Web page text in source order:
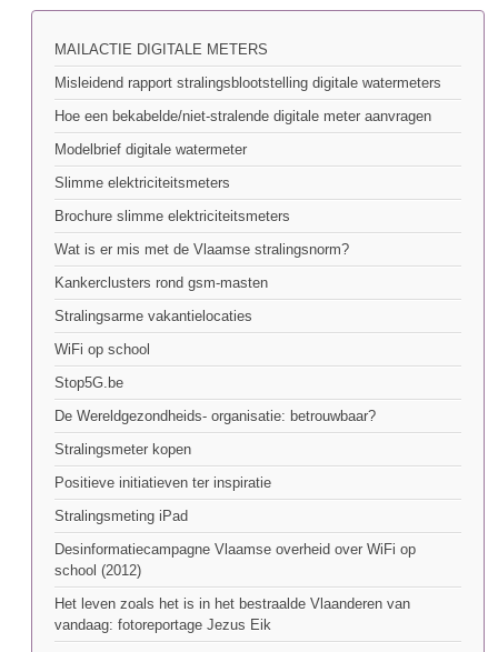
MAILACTIE DIGITALE METERS
Misleidend rapport stralingsblootstelling digitale watermeters
Hoe een bekabelde/niet-stralende digitale meter aanvragen
Modelbrief digitale watermeter
Slimme elektriciteitsmeters
Brochure slimme elektriciteitsmeters
Wat is er mis met de Vlaamse stralingsnorm?
Kankerclusters rond gsm-masten
Stralingsarme vakantielocaties
WiFi op school
Stop5G.be
De Wereldgezondheids- organisatie: betrouwbaar?
Stralingsmeter kopen
Positieve initiatieven ter inspiratie
Stralingsmeting iPad
Desinformatiecampagne Vlaamse overheid over WiFi op
school (2012)
Het leven zoals het is in het bestraalde Vlaanderen van
vandaag: fotoreportage Jezus Eik